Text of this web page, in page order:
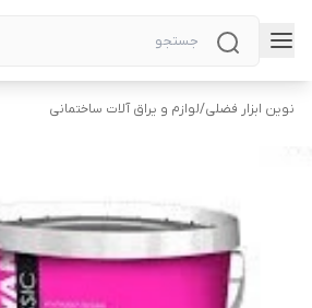
نوین ابزار فضلی/لوازم و یراق آلات ساختمانی